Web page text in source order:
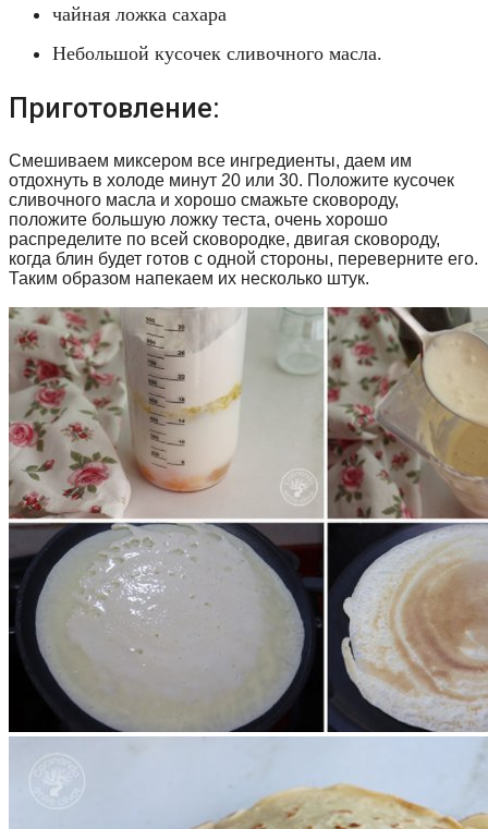
чайная ложка сахара
Небольшой кусочек сливочного масла.
Приготовление:
Смешиваем миксером все ингредиенты, даем им
отдохнуть в холоде минут 20 или 30. Положите кусочек
сливочного масла и хорошо смажьте сковороду,
положите большую ложку теста, очень хорошо
распределите по всей сковородке, двигая сковороду,
когда блин будет готов с одной стороны, переверните его.
Таким образом напекаем их несколько штук.